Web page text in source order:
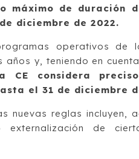
máximo de duración
diciembre de 2022.
operativos de
años y, teniendo en
CE considera
el 31 de diciembre
nuevas reglas incluyen,
externalización de